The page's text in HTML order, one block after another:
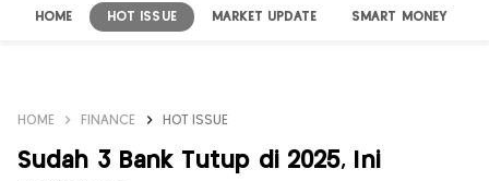
HOME HOT ISSUE MARKET UPDATE SMART MONEY
HOME FINANCE HOT ISSUE
Sudah 3 Bank Tutup di 2025, Ini